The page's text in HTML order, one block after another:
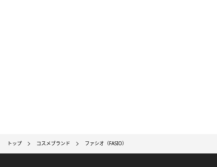
トップ コスメブランド ファシオ（FASIO）